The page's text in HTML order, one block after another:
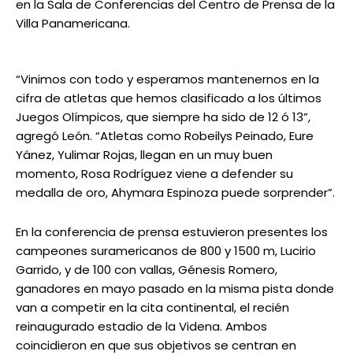
en la Sala de Conferencias del Centro de Prensa de la
Villa Panamericana.
“Vinimos con todo y esperamos mantenernos en la
cifra de atletas que hemos clasificado a los últimos
Juegos Olímpicos, que siempre ha sido de 12 ó 13”,
agregó León. “Atletas como Robeilys Peinado, Eure
Yánez, Yulimar Rojas, llegan en un muy buen
momento, Rosa Rodríguez viene a defender su
medalla de oro, Ahymara Espinoza puede sorprender”.
En la conferencia de prensa estuvieron presentes los
campeones suramericanos de 800 y 1500 m, Lucirio
Garrido, y de 100 con vallas, Génesis Romero,
ganadores en mayo pasado en la misma pista donde
van a competir en la cita continental, el recién
reinaugurado estadio de la Videna. Ambos
coincidieron en que sus objetivos se centran en